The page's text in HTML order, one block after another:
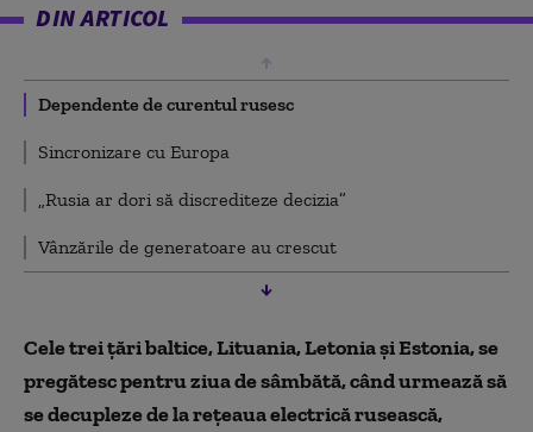
DIN ARTICOL
Dependente de curentul rusesc
Sincronizare cu Europa
„Rusia ar dori să discrediteze decizia”
Vânzările de generatoare au crescut
Cele trei ţări baltice, Lituania, Letonia şi Estonia, se
pregătesc pentru ziua de sâmbătă, când urmează să
se decupleze de la reţeaua electrică rusească,